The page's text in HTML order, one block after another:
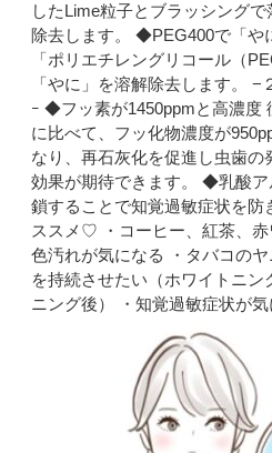
したLime粒子とブラッシング
除去します。 ◆PEG400で「や
「ポリエチレングリコール（
「やに」を溶解除去します。
ｰ ◆フッ素が1450ppmと高濃度
に比べて、フッ化物濃度が
なり、再石灰化を促進し虫歯の
効果が期待できます。 ◆乳酸
鎖することで知覚過敏症状を
ススメ♡ ・コーヒー、紅茶、
色汚れが気になる ・タバコの
を持続させたい（ホワイトニ
ニング後） ・知覚過敏症状が気